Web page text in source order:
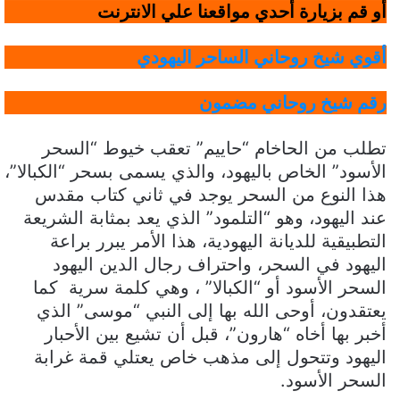
أو قم بزيارة أحدي مواقعنا علي الانترنت
أقوي شيخ روحاني الساحر اليهودي
رقم شيخ روحاني مضمون
تطلب من الحاخام “حاييم” تعقب خيوط “السحر
الأسود” الخاص باليهود، والذي يسمى بسحر “الكبالا”،
هذا النوع من السحر يوجد في ثاني كتاب مقدس
عند اليهود، وهو “التلمود” الذي يعد بمثابة الشريعة
التطبيقية للديانة اليهودية، هذا الأمر يبرر براعة
اليهود في السحر، واحتراف رجال الدين اليهود
السحر الأسود أو “الكبالا” ، وهي كلمة سرية كما
يعتقدون، أوحى الله بها إلى النبي “موسى” الذي
أخبر بها أخاه “هارون”، قبل أن تشيع بين الأحبار
اليهود وتتحول إلى مذهب خاص يعتلي قمة غرابة
السحر الأسود.